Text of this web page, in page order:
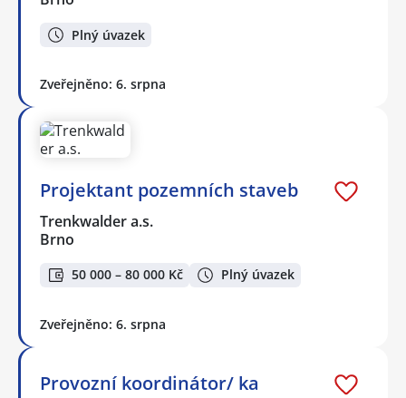
Plný úvazek
Zveřejněno: 6. srpna
Projektant pozemních staveb
Trenkwalder a.s.
Brno
50 000 – 80 000 Kč Plný úvazek
Zveřejněno: 6. srpna
Provozní koordinátor/ ka